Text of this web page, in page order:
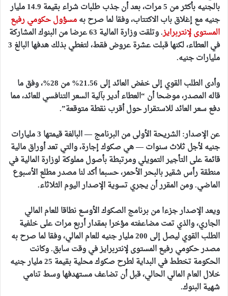
بالجنيه بأكثر من 5 مرات، بعد أن جذب طلبات شراء بقيمة 14.9 مليار
جنيه مع إغلاق باب الاكتتاب، وفقا لما صرح بهمسؤول حكومي رفيع
المستوى لإنتربرايز
. وتلقت وزارة المالية 63 عرضا من البنوك المشاركة
في العطاء، لكنها قبلت عشرة عروض فقط، لتغطي بذلك هدفها البالغ 3
مليارات جنيه.
وأدى الطلب القوي إلى خفض العائد إلى 21.56% من 28%، وفق ما
قاله المصدر، موضحا أن “العطاء أدير بآلية السعر التنافسي للعائد، مما
دفع سعر العائد للاستقرار حول أقرب نقطة متوقعة”.
عن الإصدار: الشريحة الأولى من البرنامج — البالغة قيمتها 3 مليارات
جنيه لأجل ثلاث سنوات — هي صكوك إجارة، والتي تعد أوراق مالية
قائمة على التأجير التمويلي ومرتبطة بأصول مملوكة لوزارة المالية في
منطقة رأس شقير بالبحر الأحمر، حسبما أكد لنا مصدر مطلع الأسبوع
الماضي. ومن المقرر أن يجري تسوية الإصدار اليوم الثلاثاء.
ويعد الإصدار جزءا من برنامج الصكوك الأوسع نطاقا للعام المالي
الجاري، والذي تمت مضاعفته مؤخرا بمقدار أربع مرات على خلفية
الطلب القوي ليصل إلى 200 مليار جنيه للعام المالي، وفقا لما صرح به
مصدر حكومي رفيع المستوى لإنتربرايز في وقت سابق. وكانت
الحكومة تخطط في البداية لطرح صكوك محلية بقيمة 25 مليار جنيه
خلال العام المالي الحالي، قبل أن تضاعف مستهدفها وسط تنامي
شهية البنوك.